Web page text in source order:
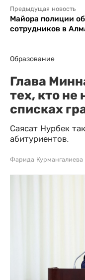
Предыдущая новость
Майора полиции
сотрудников в
Образование
Глава
тех, кто не
списках
Саясат Нурбек
абитуриентов.
Фарида Курмангалиева